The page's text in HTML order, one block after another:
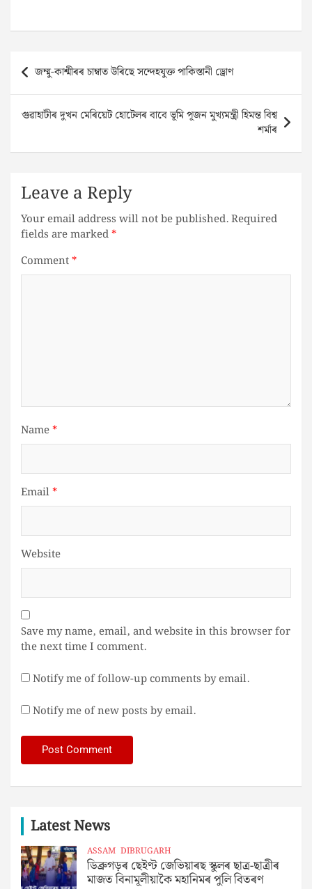
Post
navigation
জম্মু-কাশ্মীৰৰ চাম্বাত উৰিছে সন্দেহযুক্ত পাকিস্তানী ড্ৰোণ
গুৱাহাটীৰ দুখন মেৰিয়েট হোটেলৰ বাবে ভূমি পূজন মুখ্যমন্ত্ৰী হিমন্ত বিশ্ব
শৰ্মাৰ
Leave a Reply
Your email address will not be published.Required
fields are marked*
Comment*
Name*
Email*
Website
Save my name, email, and website in this browser for
the next time I comment.
Notify me of follow-up comments by email.
Notify me of new posts by email.
Latest News
ASSAM DIBRUGARH
ডিব্ৰুগড়ৰ ছেইণ্ট জেভিয়াৰছ স্কুলৰ ছাত্ৰ-ছাত্ৰীৰ
মাজত বিনামূলীয়াকৈ মহানিমৰ পুলি বিতৰণ